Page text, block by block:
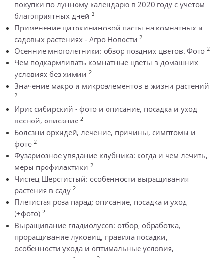
покупки по лунному календарю в 2020 году с учетом
благоприятных дней 2
Применение цитокининовой пасты на комнатных и
садовых растениях - Агро Новости 2
Осенние многолетники: обзор поздних цветов. Фото 2
Чем подкармливать комнатные цветы в домашних
условиях без химии 2
Значение макро и микроэлементов в жизни растений
2
Ирис сибирский - фото и описание, посадка и уход
весной, описание 2
Болезни орхидей, лечение, причины, симптомы и
фото 2
Фузариозное увядание клубника: когда и чем лечить,
меры профилактики 2
Чистец Шерстистый: особенности выращивания
растения в саду 2
Плетистая роза парад: описание, посадка и уход
(+фото) 2
Выращивание гладиолусов: отбор, обработка,
проращивание луковиц, правила посадки,
особенности ухода и оптимальные условия,